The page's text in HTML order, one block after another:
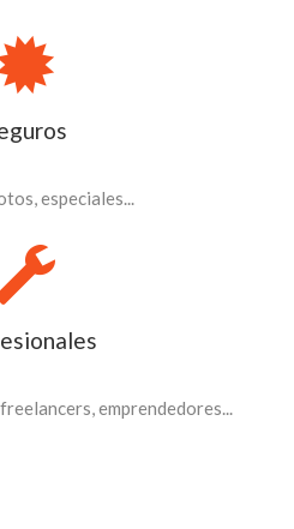
especiales...
emprendedores...